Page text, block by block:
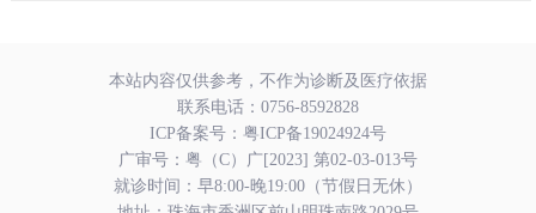
本站内容仅供参考，不作为诊断及医疗依据
联系电话： 0756-8592828
ICP备案号： 粤ICP备19024924号
广审号：粤（C）广[2023] 第02-03-013号
就诊时间：早8:00-晚19:00（节假日无休）